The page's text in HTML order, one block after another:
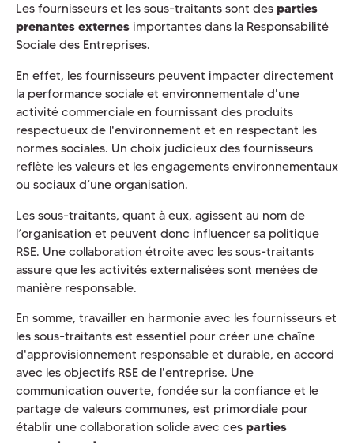
Les fournisseurs et les sous-traitants sont des parties
prenantes externesimportantes dans la Responsabilité
Sociale des Entreprises.
En effet, les fournisseurs peuvent impacter directement
la performance sociale et environnementale d'une
activité commerciale en fournissant des produits
respectueux de l'environnement et en respectant les
normes sociales. Un choix judicieux des fournisseurs
reflète les valeurs et les engagements environnementaux
ou sociaux d’une organisation.
Les sous-traitants, quant à eux, agissent au nom de
l’organisation et peuvent donc influencer sa politique
RSE. Une collaboration étroite avec les sous-traitants
assure que les activités externalisées sont menées de
manière responsable.
En somme, travailler en harmonie avec les fournisseurs et
les sous-traitants est essentiel pour créer une chaîne
d'approvisionnement responsable et durable, en accord
avec les objectifs RSE de l'entreprise. Une
communication ouverte, fondée sur la confiance et le
partage de valeurs communes, est primordiale pour
établir une collaboration solide avec ces parties